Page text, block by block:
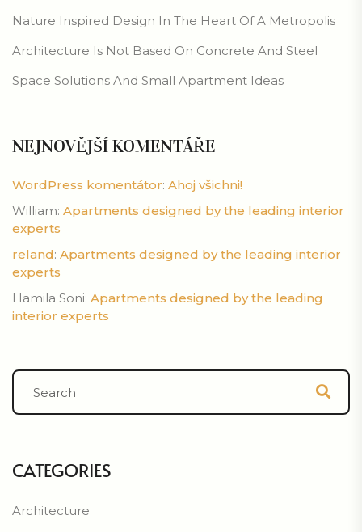
Nature Inspired Design In The Heart Of A Metropolis
Architecture Is Not Based On Concrete And Steel
Space Solutions And Small Apartment Ideas
NEJNOVĚJŠÍ KOMENTÁŘE
WordPress komentátor: Ahoj všichni!
William: Apartments designed by the leading interior
experts
reland: Apartments designed by the leading interior
experts
Hamila Soni: Apartments designed by the leading
interior experts
CATEGORIES
Architecture